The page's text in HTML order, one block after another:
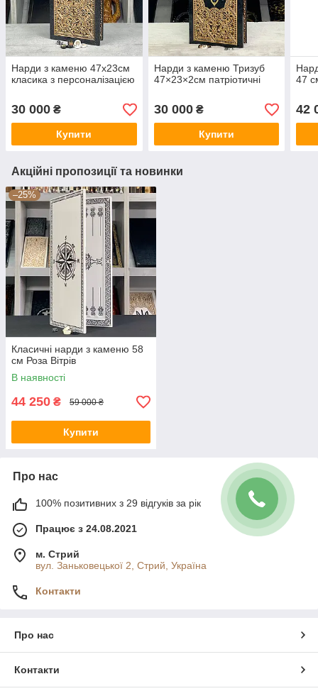
Нарди з каменю 47х23см
класика з персоналізацією
30 000 ₴
Купити
Нарди з каменю Тризуб
47×23×2см патріотичні
30 000₴
Купити
47
42
Акційні пропозиції та новинки
–25%
Класичні нарди з каменю 58
см Роза Вітрів
В наявності
44 250 ₴ 59 000 ₴
Купити
Про нас
100% позитивних з 29 відгуків за рік
Працює з 24.08.2021
м. Стрий
вул. Заньковецької 2, Стрий, Україна
Контакти
Про нас
Контакти